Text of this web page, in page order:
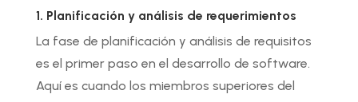
1. Planificación y análisis de requerimientos
La fase de planificación y análisis de requisitos
es el primer paso en el desarrollo de software.
Aquí es cuando los miembros superiores del